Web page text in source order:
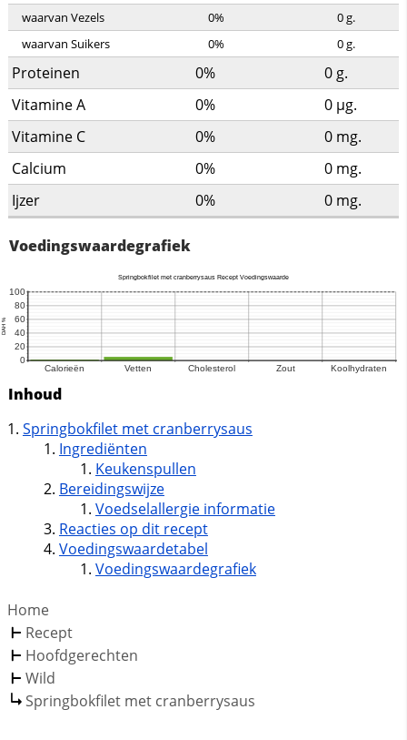
waarvan Vezels 0% 0g.
waarvan Suikers
0% 0g.
Proteinen 0% 0 g.
Vitamine A
0% 0 µg.
Vitamine C
0% 0 mg.
Calcium
0% 0 mg.
Ijzer
0% 0 mg.
Voedingswaardegrafiek
Inhoud
Springbokfilet met cranberrysaus
Ingrediënten
Keukenspullen
Bereidingswijze
Voedselallergie informatie
Reacties op dit recept
Voedingswaardetabel
Voedingswaardegrafiek
Home
Recept
Hoofdgerechten
Wild
Springbokfilet met cranberrysaus